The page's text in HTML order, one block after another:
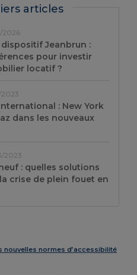
normes d’accessibilité
articles
2026
Jeanbrun :
pour investir
locatif ?
: New York
dans les nouveaux
2023
: quelles solutions
crise de plein fouet en